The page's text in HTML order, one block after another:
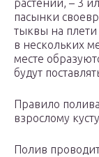
растении, – 3
пасынки
тыквы на плети
в нескольких
месте
будут
Правило
взрослому
Полив